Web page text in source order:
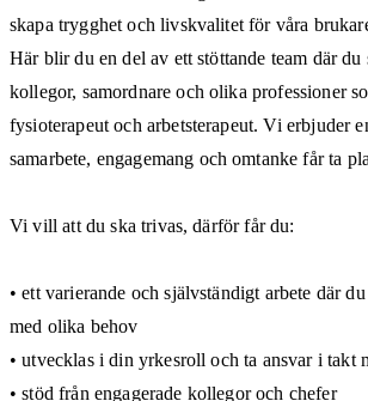
skapa trygghet och livskvalitet för våra
Här blir du en del av ett stöttande team där du
kollegor, samordnare och olika professioner
fysioterapeut och arbetsterapeut. Vi erbjuder
samarbete, engagemang och omtanke får ta
Vi vill att du ska trivas, därför får du:
• ett varierande och självständigt arbete där
med olika behov
• utvecklas i din yrkesroll och ta ansvar i takt
• stöd från engagerade kollegor och chefer